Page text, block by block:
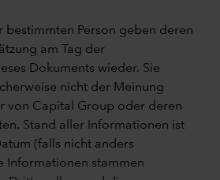
bestimmten Person geben deren
am Tag der
Dokuments wieder. Sie
nicht der Meinung
von Capital Group oder deren
Stand aller Informationen ist
(falls nicht anders
Informationen stammen